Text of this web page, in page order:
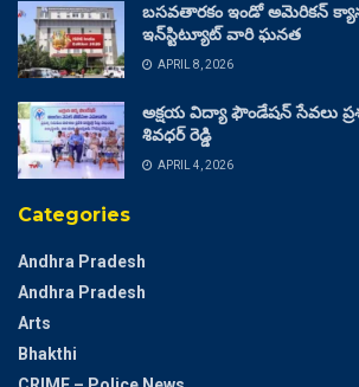
బసవతారకం ఇండో అమెరికన్
ఇన్‌స్టిట్యూట్ వారి ఘనత
APRIL 8, 2026
అక్షయ విద్యా ఫౌండేషన్ సేవలు
శివధర్ రెడ్డి
APRIL 4, 2026
Categories
Andhra Pradesh
Andhra Pradesh
Arts
Bhakthi